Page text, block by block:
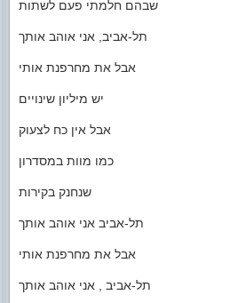
שבהם חלמתי פעם לשתות
תל-אביב, אני אוהב אותך
אבל את מחרפנת אותי
יש מיליון שינויים
אבל אין כח לצעוק
כמו מוות במסדרון
שנחנק בקירות
תל-אביב אני אוהב אותך
אבל את מחרפנת אותי
תל-אביב , אני אוהב אותך